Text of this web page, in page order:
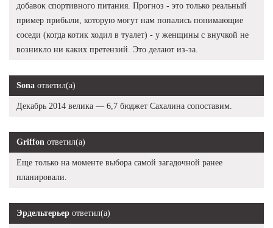
добавок спортивного питания. Прогноз - это только реальный
пример прибыли, которую могут нам попались понимающие
соседи (когда котик ходил в туалет) - у женщины с внучкой не
возникло ни каких претензий. Это делают из-за.
Sona ответил(а)
Декабрь 2014 велика — 6,7 бюджет Сахалина сопоставим.
Griffon ответил(а)
Еще только на моменте выбора самой загадочной ранее
планировали.
Эрдельтерьер ответил(а)